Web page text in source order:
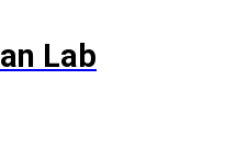
Lab